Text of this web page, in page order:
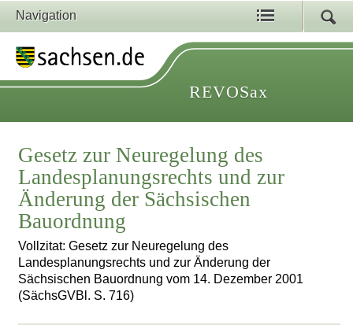
Navigation
REVOSax
Gesetz zur Neuregelung des
Landesplanungsrechts und zur
Änderung der Sächsischen
Bauordnung
Vollzitat: Gesetz zur Neuregelung des
Landesplanungsrechts und zur Änderung der
Sächsischen Bauordnung vom 14. Dezember 2001
(SächsGVBl. S. 716)